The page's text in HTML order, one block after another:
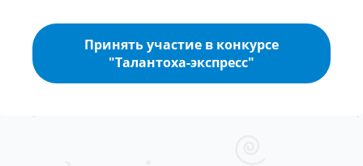
Принять участие в конкурсе
"Талантоха-экспресс"